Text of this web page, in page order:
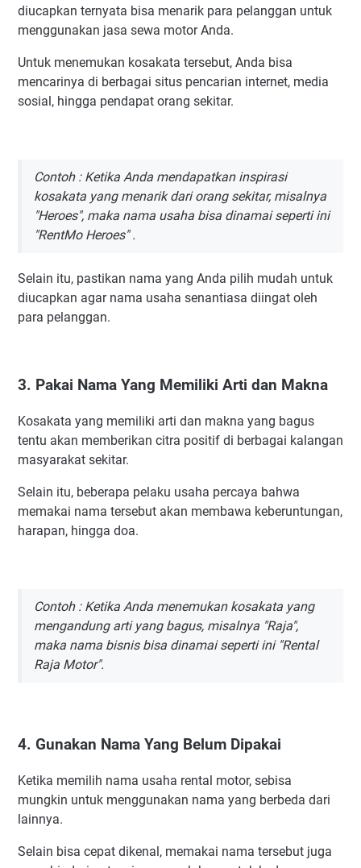
diucapkan ternyata bisa menarik para pelanggan untuk
menggunakan jasa sewa motor Anda.
Untuk menemukan kosakata tersebut, Anda bisa
mencarinya di berbagai situs pencarian internet, media
sosial, hingga pendapat orang sekitar.
Contoh : Ketika Anda mendapatkan inspirasi
kosakata yang menarik dari orang sekitar, misalnya
"Heroes", maka nama usaha bisa dinamai seperti ini
"RentMo Heroes" .
Selain itu, pastikan nama yang Anda pilih mudah untuk
diucapkan agar nama usaha senantiasa diingat oleh
para pelanggan.
3. Pakai Nama Yang Memiliki Arti dan Makna
Kosakata yang memiliki arti dan makna yang bagus
tentu akan memberikan citra positif di berbagai kalangan
masyarakat sekitar.
Selain itu, beberapa pelaku usaha percaya bahwa
memakai nama tersebut akan membawa keberuntungan,
harapan, hingga doa.
Contoh : Ketika Anda menemukan kosakata yang
mengandung arti yang bagus, misalnya "Raja",
maka nama bisnis bisa dinamai seperti ini "Rental
Raja Motor".
4. Gunakan Nama Yang Belum Dipakai
Ketika memilih nama usaha rental motor, sebisa
mungkin untuk menggunakan nama yang berbeda dari
lainnya.
Selain bisa cepat dikenal, memakai nama tersebut juga